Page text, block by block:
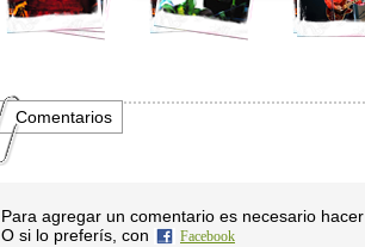
Comentarios
Para agregar un comentario es necesario hacer
O si lo preferís, con
Facebook